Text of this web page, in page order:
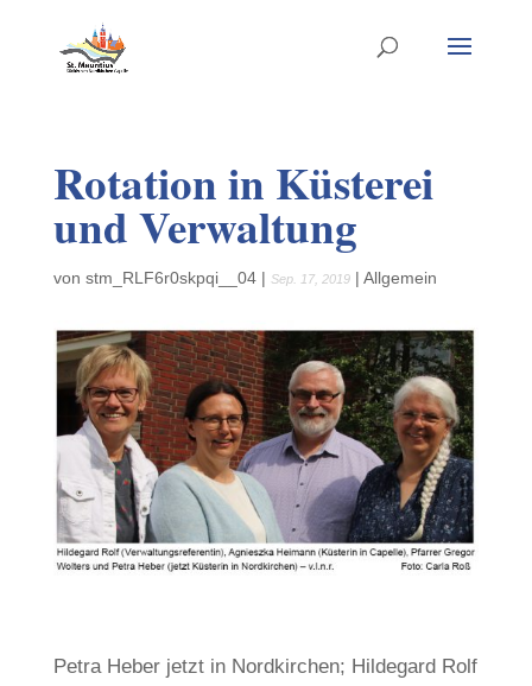
Rotation in Küsterei
und Verwaltung
von stm_RLF6r0skpqi__04| Sep. 17, 2019| Allgemein
Petra Heber jetzt in Nordkirchen; Hildegard Rolf